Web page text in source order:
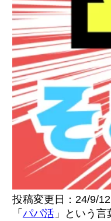
投稿変更日：24/9/
「 パパ活」という言